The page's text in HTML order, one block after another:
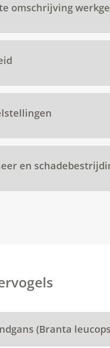
omschrijving
en
(Branta